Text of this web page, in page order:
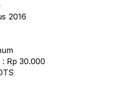
2016
Rp 30.000